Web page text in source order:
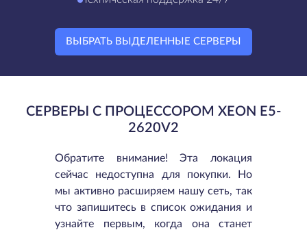
ВЫБРАТЬ ВЫДЕЛЕННЫЕ СЕРВЕРЫ
СЕРВЕРЫ С ПРОЦЕССОРОМ XEON E5-
2620V2
Обратите внимание! Эта локация
сейчас недоступна для покупки. Но
мы активно расширяем нашу сеть, так
что запишитесь в список ожидания и
узнайте первым, когда она станет